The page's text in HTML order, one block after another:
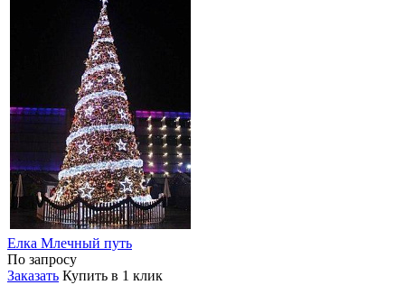
Елка Млечный путь
По запросу
Заказать Купить в 1 клик